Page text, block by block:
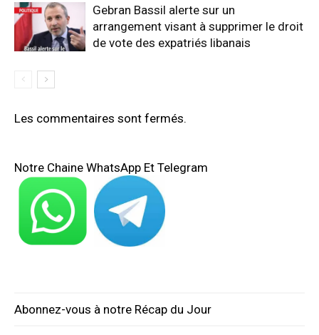
Gebran Bassil alerte sur un
arrangement visant à supprimer le droit
de vote des expatriés libanais
Les commentaires sont fermés.
Notre Chaine WhatsApp Et Telegram
Abonnez-vous à notre Récap du Jour